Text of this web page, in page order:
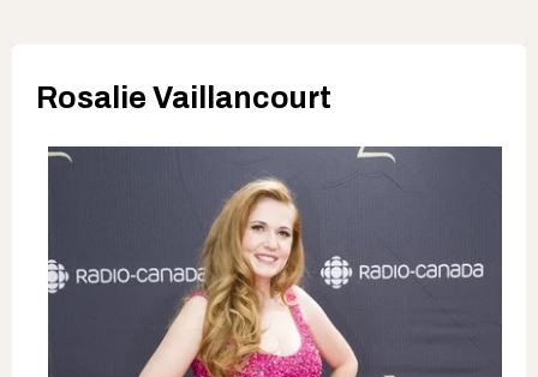
Rosalie Vaillancourt